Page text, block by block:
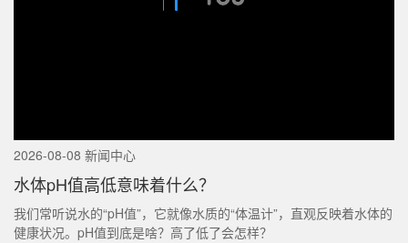
2026-08-08 新闻中心
水体pH值高低意味着什么？
我们常听说水的“pH值”，它就像水质的“体温计”，直观反映着水体的
健康状况。pH值到底是啥？高了低了会怎样？